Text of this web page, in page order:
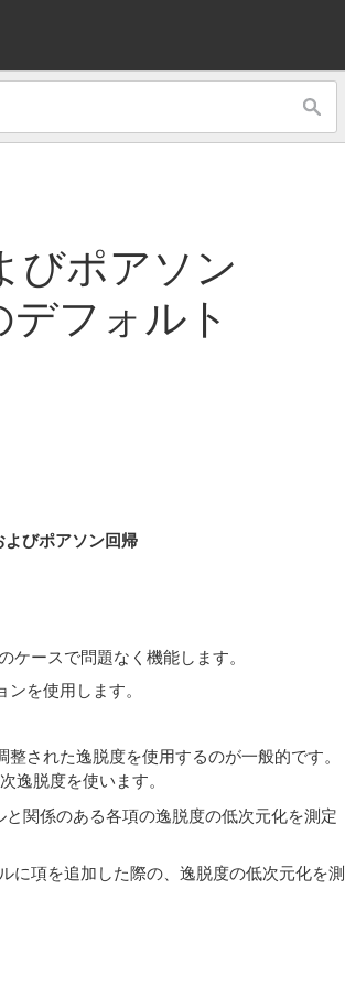
びポアソン
フォルト
びポアソン回帰
ケースで問題なく機能します。
を使用します。
された逸脱度を使用するのが一般的です。
逸脱度を使います。
と関係のある各項の逸脱度の低次元化を測定
に項を追加した際の、逸脱度の低次元化を測